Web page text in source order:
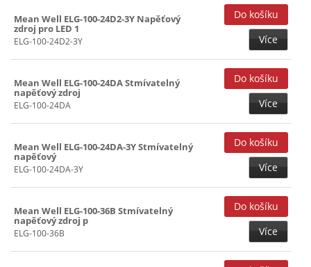
Mean Well ELG-100-24D2-3Y Napěťový
zdroj pro LED 1
ELG-100-24D2-3Y Více
Mean Well ELG-100-24DA Stmívatelný
napěťový zdroj
ELG-100-24DA Více
Mean Well ELG-100-24DA-3Y Stmívatelný
napěťový
ELG-100-24DA-3Y Více
Mean Well ELG-100-36B Stmívatelný
napěťový zdroj p
ELG-100-36B Více